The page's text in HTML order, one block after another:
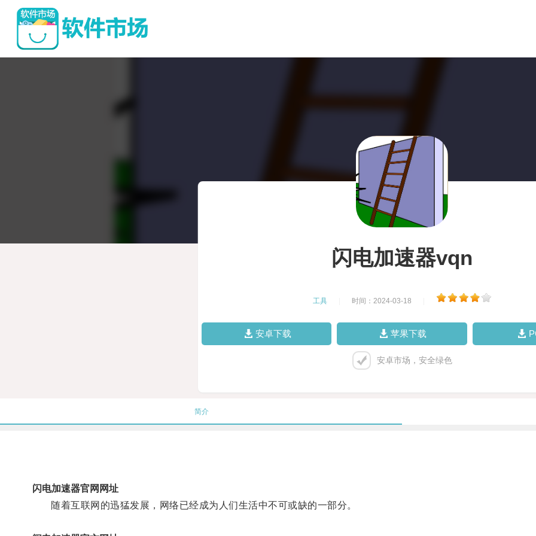
闪电加速器vqn
工具 时间：2024-03-18
安卓下载 苹果下载
安卓市场，安全绿色
简介
闪电加速器官网网址
随着互联网的迅猛发展，网络已经成为人们生活中不可或缺的一部分。